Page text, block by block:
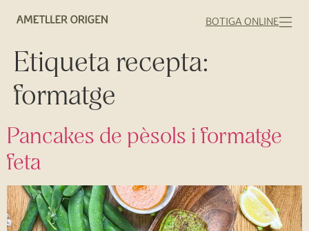
BOTIGA ONLINE
Etiqueta recepta:
formatge
Pancakes de pèsols i formatge
feta